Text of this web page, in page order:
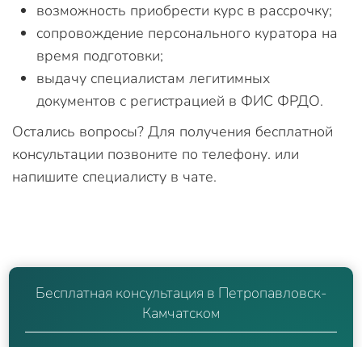
возможность приобрести курс в рассрочку;
сопровождение персонального куратора на
время подготовки;
выдачу специалистам легитимных
документов с регистрацией в ФИС ФРДО.
Остались вопросы? Для получения бесплатной
консультации позвоните по телефону. или
напишите специалисту в чате.
Бесплатная консультация в Петропавловск-
Камчатском